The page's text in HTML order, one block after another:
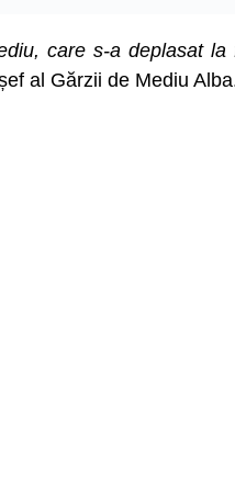
care s-a deplasat la
al Gărzii de Mediu